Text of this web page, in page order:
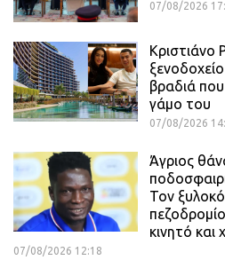
07/08/2026
βραδιά
γάμο του
07/08/2026
Άγριος
Τον
κινητό και
07/08/2026 12:18